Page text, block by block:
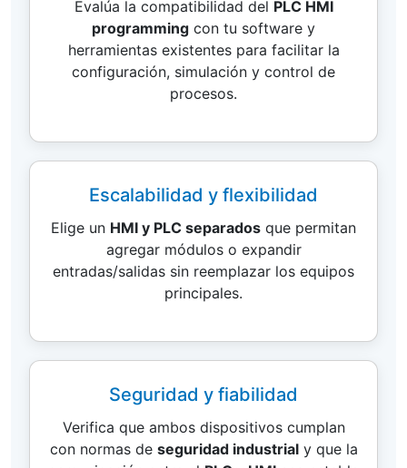
Evalúa la compatibilidad del PLC HMI
programming con tu software y
herramientas existentes para facilitar la
configuración, simulación y control de
procesos.
Escalabilidad y flexibilidad
Elige un HMI y PLC separados que permitan
agregar módulos o expandir
entradas/salidas sin reemplazar los equipos
principales.
Seguridad y fiabilidad
Verifica que ambos dispositivos cumplan
con normas de seguridad industrialy que la